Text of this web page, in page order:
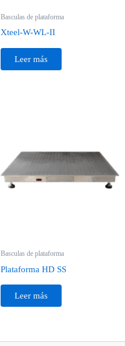
Basculas de plataforma
Xteel-W-WL-II
Leer más
Basculas de plataforma
Plataforma HD SS
Leer más